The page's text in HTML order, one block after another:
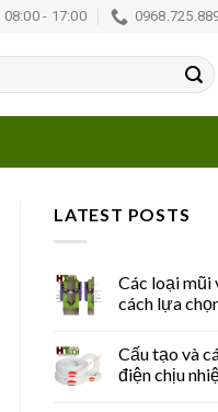
08:00 - 17:00
LATEST POSTS
Các loại mũi
cách lựa
Cấu tạo và
điện chịu